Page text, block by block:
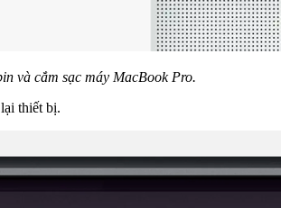
và cắm sạc máy MacBook Pro.
thiết bị.